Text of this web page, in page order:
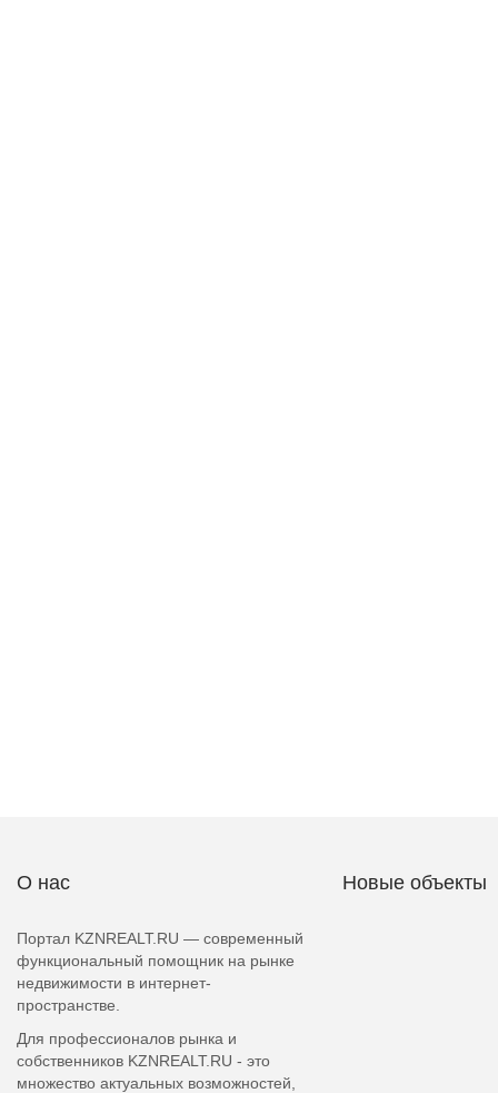
О нас
Портал KZNREALT.RU — современный
функциональный помощник на рынке
недвижимости в интернет-
пространстве.
Для профессионалов рынка и
собственников KZNREALT.RU - это
множество актуальных возможностей,
Новые объекты